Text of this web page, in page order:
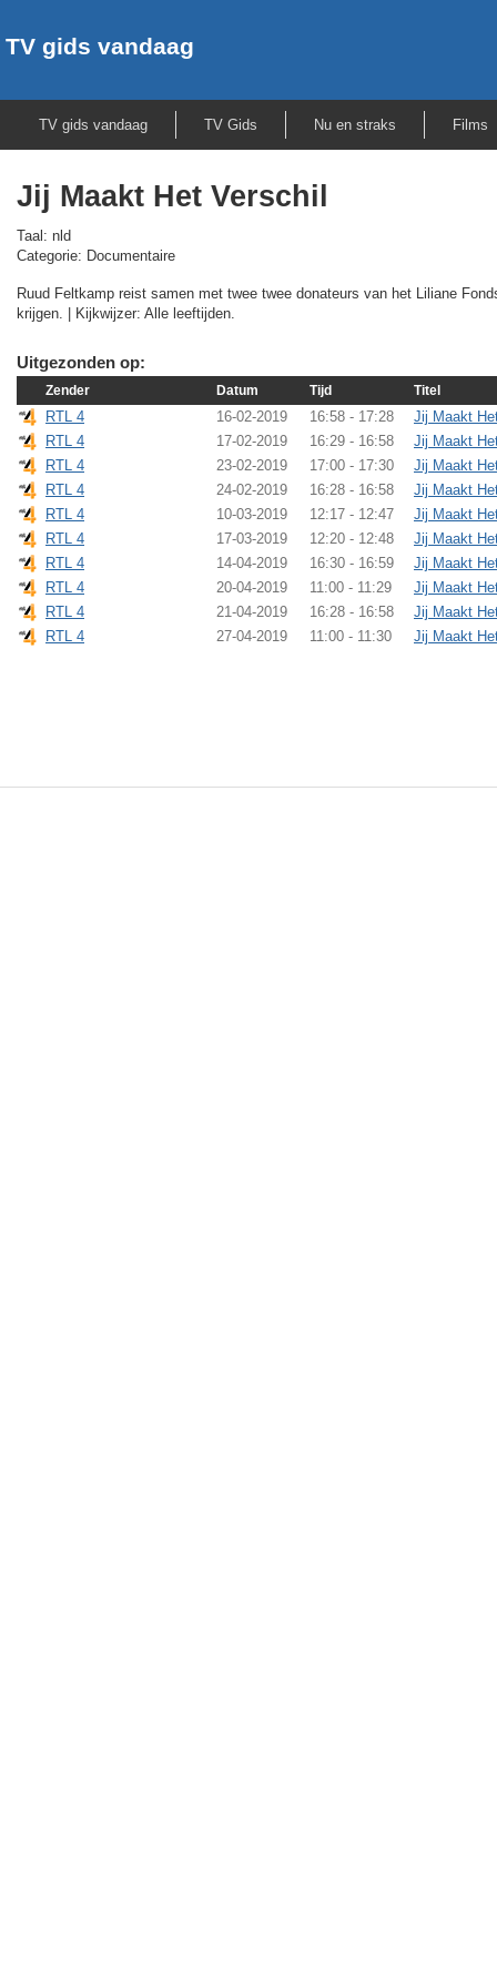
TV gids vandaag
TV gids vandaag TV Gids Nu en straks Films
Jij Maakt Het Verschil
Taal: nld
Categorie: Documentaire
Ruud Feltkamp reist samen met twee twee donateurs van het Liliane
krijgen. | Kijkwijzer: Alle leeftijden.
Uitgezonden op:
Zender Datum Tijd Titel
RTL 4 16-02-2019 16:58 - 17:28
Jij Maakt
RTL 4
17-02-2019 16:29 - 16:58
Jij Maakt
RTL 4
23-02-2019 17:00 - 17:30
Jij Maakt
RTL 4
24-02-2019 16:28 - 16:58
Jij Maakt
RTL 4
10-03-2019 12:17 - 12:47
Jij Maakt
RTL 4
17-03-2019 12:20 - 12:48
Jij Maakt
RTL 4
14-04-2019 16:30 - 16:59
Jij Maakt
RTL 4
20-04-2019 11:00 - 11:29
Jij Maakt
RTL 4
21-04-2019 16:28 - 16:58
Jij Maakt
RTL 4
27-04-2019 11:00 - 11:30 Jij Maakt